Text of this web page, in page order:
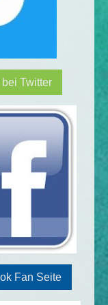
Twitter
Fan Seite